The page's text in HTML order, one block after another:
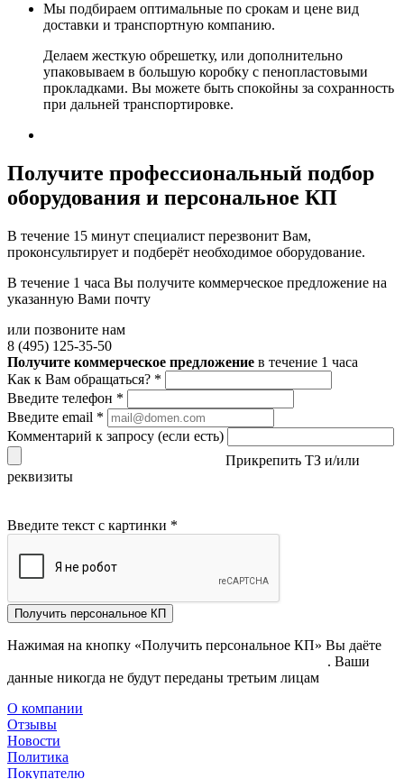
Мы подбираем оптимальные по срокам и цене вид
доставки и транспортную компанию.
Делаем жесткую обрешетку, или дополнительно
упаковываем в большую коробку с пенопластовыми
прокладками. Вы можете быть спокойны за сохранность
при дальней транспортировке.
Получите профессиональный подбор
оборудования и персональное КП
В течение 15 минут специалист перезвонит Вам,
проконсультирует и подберёт необходимое оборудование.
В течение 1 часа Вы получите коммерческое предложение на
указанную Вами почту
или позвоните нам
8 (495) 125-35-50
Получите коммерческое предложение в течение 1 часа
Как к Вам обращаться? *
Введите телефон *
Введите email *
Комментарий к запросу (если есть)
Прикрепить ТЗ и/или
реквизиты
Введите текст с картинки *
Получить персональное КП
Нажимая на кнопку «Получить персональное КП» Вы даёте
. Ваши
данные никогда не будут переданы третьим лицам
О компании
Отзывы
Новости
Политика
Покупателю